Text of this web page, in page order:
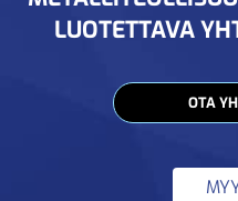
LUOTETTAVA
OTA